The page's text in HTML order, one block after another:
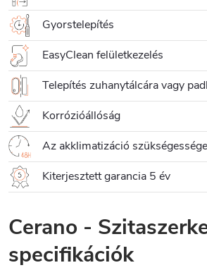
Gyorstelepítés
EasyClean felületkezelés
Telepítés zuhanytálcára vagy
Korrózióállóság
Az akklimatizáció szükségessége
Kiterjesztett garancia 5 év
Cerano -
specifikációk